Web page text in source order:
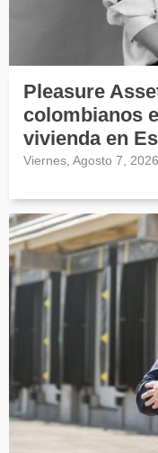
Pleasure
colombianos
vivienda en
Viernes, Agosto 7, 2026